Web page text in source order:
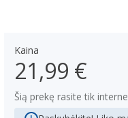
Kaina
21,99 €
Šią prekę rasite tik